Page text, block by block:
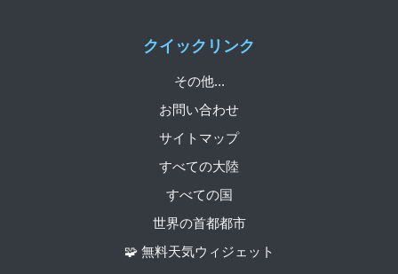
クイックリンク
その他...
お問い合わせ
サイトマップ
すべての大陸
すべての国
世界の首都都市
🧩 無料天気ウィジェット